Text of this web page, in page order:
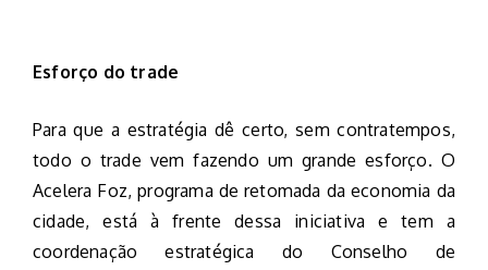
Esforço do trade
Para que a estratégia dê certo, sem contratempos,
todo o trade vem fazendo um grande esforço. O
Acelera Foz, programa de retomada da economia da
cidade, está à frente dessa iniciativa e tem a
coordenação estratégica do Conselho de